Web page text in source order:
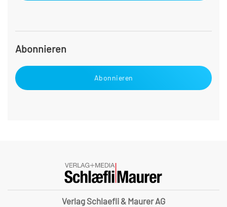
Abonnieren
Abonnieren
Verlag Schlaefli & Maurer AG